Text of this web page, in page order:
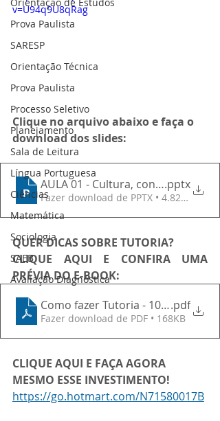
Prova Paulista
SARESP
Orientação Técnica
Prova Paulista
Processo Seletivo
Planejamento
Sala de Leitura
Língua Portuguesa
Ciências
Matemática
Sociologia
SAEB
Avaliação Diagnóstica
v=U94q9U8qRag
Clique no arquivo abaixo e faça o
download dos slides:
AULA 01 - Cultura, conceitos e
.pptx
Fazer download de PPTX • 4.82MB
QUER DICAS SOBRE TUTORIA?
CLIQUE AQUI E CONFIRA UMA
PRÉVIA DO E-BOOK:
Como fazer Tutoria - 10 Roteiros
.pdf
Fazer download de PDF • 168KB
CLIQUE AQUI E FAÇA AGORA
MESMO ESSE INVESTIMENTO!
https://go.hotmart.com/N71580017B